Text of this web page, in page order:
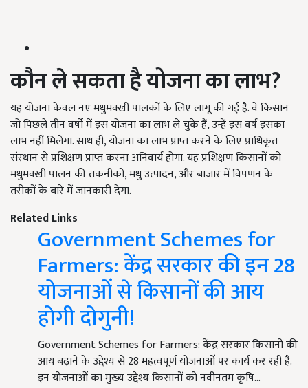
कौन ले सकता है योजना का लाभ?
यह योजना केवल नए मधुमक्खी पालकों के लिए लागू की गई है. वे किसान
जो पिछले तीन वर्षों में इस योजना का लाभ ले चुके हैं, उन्हें इस वर्ष इसका
लाभ नहीं मिलेगा. साथ ही, योजना का लाभ प्राप्त करने के लिए प्राधिकृत
संस्थान से प्रशिक्षण प्राप्त करना अनिवार्य होगा. यह प्रशिक्षण किसानों को
मधुमक्खी पालन की तकनीकों, मधु उत्पादन, और बाजार में विपणन के
तरीकों के बारे में जानकारी देगा.
Related Links
Government Schemes for
Farmers: केंद्र सरकार की इन 28
योजनाओं से किसानों की आय
होगी दोगुनी!
Government Schemes for Farmers: केंद्र सरकार किसानों की
आय बढ़ाने के उद्देश्य से 28 महत्वपूर्ण योजनाओं पर कार्य कर रही है.
इन योजनाओं का मुख्य उद्देश्य किसानों को नवीनतम कृषि…